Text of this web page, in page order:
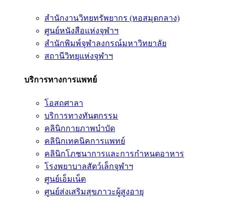
สำนักงานวิทยทรัพยากร (หอสมุดกลาง)
ศูนย์หนังสือแห่งจุฬาฯ
สำนักพิมพ์จุฬาลงกรณ์มหาวิทยาลัย
สถานีวิทยุแห่งจุฬาฯ
บริการทางการแพทย์
โอสถศาลา
บริการทางทันตกรรม
คลินิกกายภาพบำบัด
คลินิกเทคนิคการแพทย์
คลินิกโภชนาการและการกำหนดอาหาร
โรงพยาบาลสัตว์เล็กจุฬาฯ
ศูนย์เอ็มเน็ต
ศูนย์ส่งเสริมสุขภาวะผู้สูงอายุ